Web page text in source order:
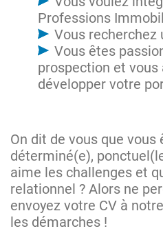
Professions
Vous recherchez
Vous êtes
prospection et
développer votre
On dit de vous que vous
déterminé(e),
aime les challenges et
relationnel ? Alors ne
envoyez votre CV à
les démarches !